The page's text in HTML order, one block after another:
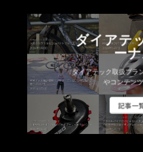
ダイアテ
ー
ダイアテック取扱ブラ
やコンテン
記事一